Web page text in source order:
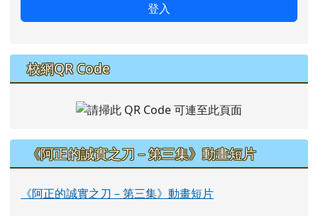
登入
校網QR Code
《阿正的誠實之刀－第三集》動畫短片
《阿正的誠實之刀－第三集》動畫短片